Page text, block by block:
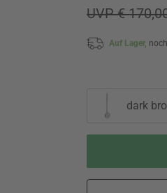
UVP €
Auf Lager,
dark